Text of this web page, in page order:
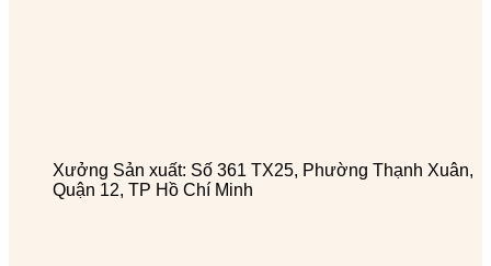
Xưởng Sản xuất: Số 361 TX25, Phường Thạnh Xuân,
Quận 12, TP Hồ Chí Minh